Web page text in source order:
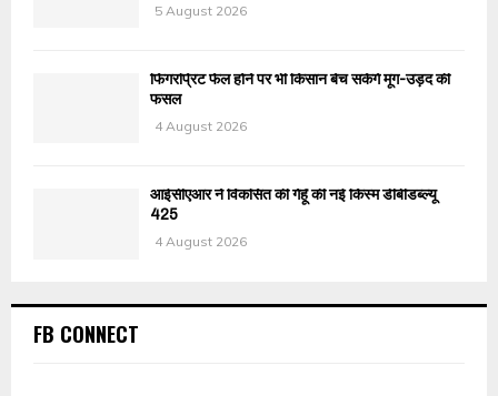
5 August 2026
फिंगरप्रिंट फेल होने पर भी किसान बेच सकेंगे मूंग-उड़द की
फसल
4 August 2026
आईसीएआर ने विकसित की गेहूँ की नई किस्म डीबीडब्ल्यू
425
4 August 2026
FB CONNECT